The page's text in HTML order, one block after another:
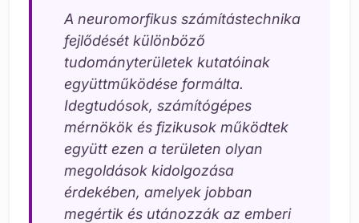
A neuromorfikus számítástechnika
fejlődését különböző
tudományterületek kutatóinak
együttműködése formálta.
Idegtudósok, számítógépes
mérnökök és fizikusok működtek
együtt ezen a területen olyan
megoldások kidolgozása
érdekében, amelyek jobban
megértik és utánozzák az emberi